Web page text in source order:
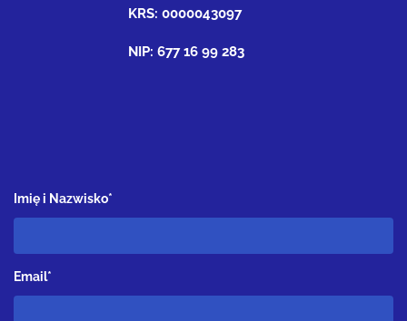
KRS: 0000043097
NIP: 677 16 99 283
Imię i Nazwisko*
Email*